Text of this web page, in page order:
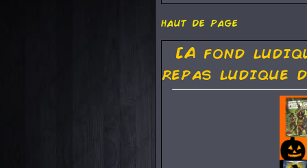
haut de page
[A fond
repas ludique